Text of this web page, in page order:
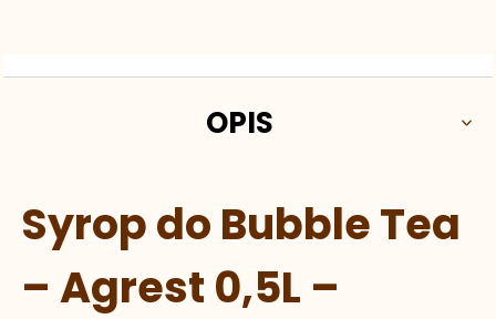
OPIS
Syrop do Bubble Tea
– Agrest 0,5L –